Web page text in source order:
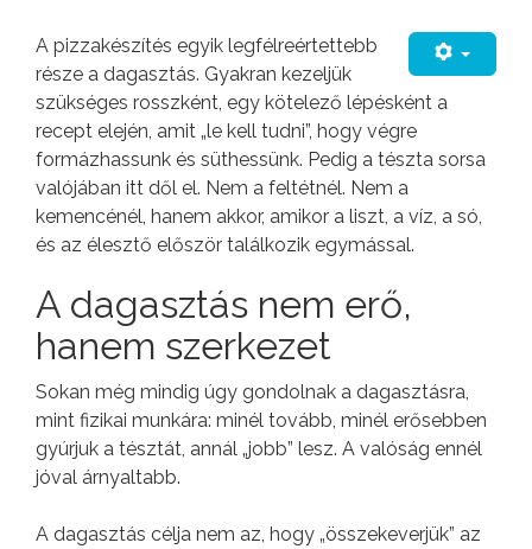
A pizzakészítés egyik legfélreértettebb
része a dagasztás. Gyakran kezeljük
szükséges rosszként, egy kötelező lépésként a
recept elején, amit „le kell tudni”, hogy végre
formázhassunk és süthessünk. Pedig a tészta sorsa
valójában itt dől el. Nem a feltétnél. Nem a
kemencénél, hanem akkor, amikor a liszt, a víz, a só,
és az élesztő először találkozik egymással.
A dagasztás nem erő,
hanem szerkezet
Sokan még mindig úgy gondolnak a dagasztásra,
mint fizikai munkára: minél tovább, minél erősebben
gyúrjuk a tésztát, annál „jobb” lesz. A valóság ennél
jóval árnyaltabb.
A dagasztás célja nem az, hogy „összekeverjük” az